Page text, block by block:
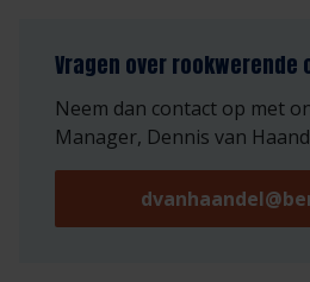
Vragen over rookwerende
Neem dan contact op met
Manager, Dennis van